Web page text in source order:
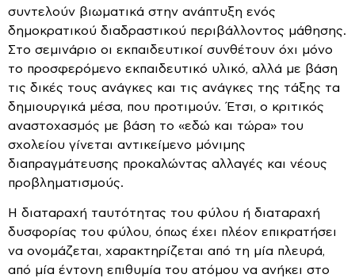
συντελούν βιωματικά στην ανάπτυξη ενός
δημοκρατικού διαδραστικού περιβάλλοντος μάθησης.
Στο σεμινάριο οι εκπαιδευτικοί συνθέτουν όχι μόνο
το προσφερόμενο εκπαιδευτικό υλικό, αλλά με βάση
τις δικές τους ανάγκες και τις ανάγκες της τάξης τα
δημιουργικά μέσα, που προτιμούν. Έτσι, ο κριτικός
αναστοχασμός με βάση το «εδώ και τώρα» του
σχολείου γίνεται αντικείμενο μόνιμης
διαπραγμάτευσης προκαλώντας αλλαγές και νέους
προβληματισμούς.
Η διαταραχή ταυτότητας του φύλου ή διαταραχή
δυσφορίας του φύλου, όπως έχει πλέον επικρατήσει
να ονομάζεται, χαρακτηρίζεται από τη μία πλευρά,
από μία έντονη επιθυμία του ατόμου να ανήκει στο